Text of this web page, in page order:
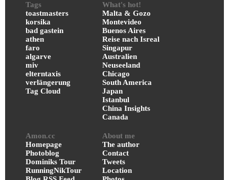
Tags
toastmasters
korsika
bad gastein
athen
faro
algarve
miv
elterntaxis
verlängerung
Tag Cloud
What's hot!
Malta & Gozo
Montevideo
Buenos Aires
Reise nach Isreal
Singapur
Australien
Neuseeland
Chicago
South America
Japan
Istanbul
China Insights
Canada
Amon.cc
Homepage
Photoblog
Dominiks Tour
RunningNikTour
About me
The author
Contact
Tweets
Location